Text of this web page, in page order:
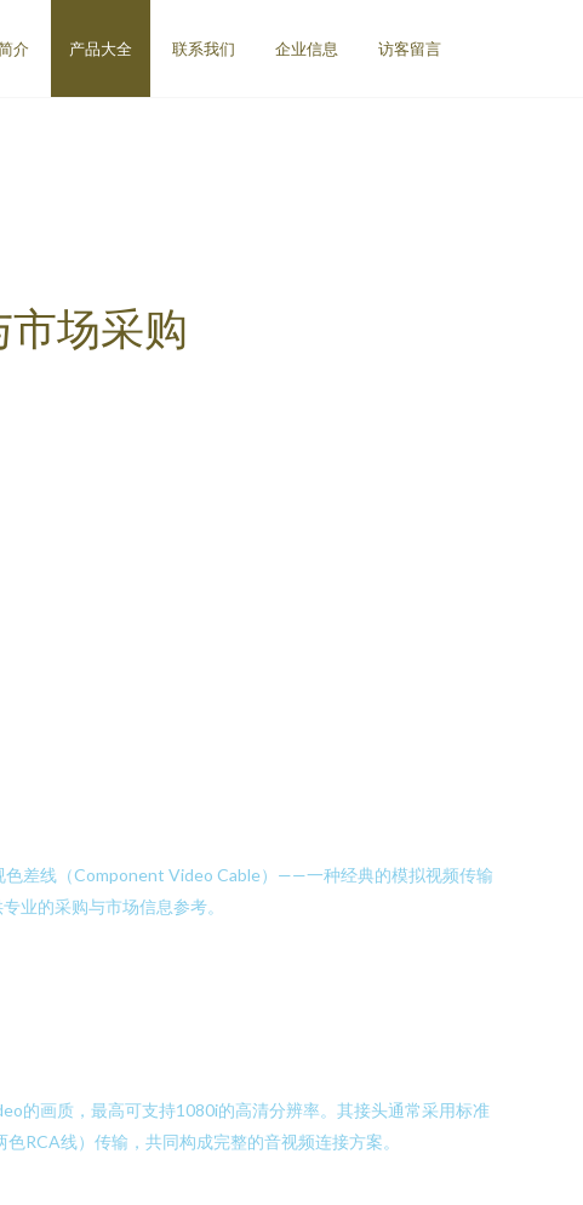
介 产品大全 联系我们 企业信息 访客留言
场采购
差线（Component Video Cable）——一种经典的模拟视频传输
业的采购与市场信息参考。
的画质，最高可支持1080i的高清分辨率。其接头通常采用标准
RCA线）传输，共同构成完整的音视频连接方案。